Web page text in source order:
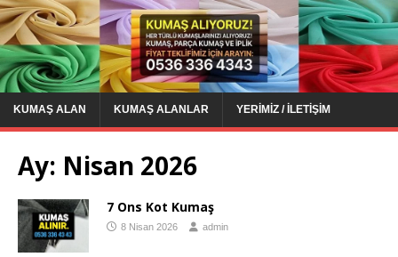
KUMAŞ ALAN KUMAŞ ALANLAR YERIMIZ / İLETIŞIM
Ay: Nisan 2026
7 Ons Kot Kumaş
8 Nisan 2026 admin